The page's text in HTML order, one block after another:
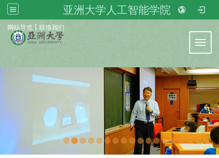
亚洲大学人工智能学院
网站导览 | 联络我们